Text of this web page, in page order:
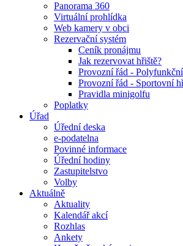
Panorama 360
Virtuální prohlídka
Web kamery v obci
Rezervační systém
Ceník pronájmu
Jak rezervovat hřiště?
Provozní řád -
Provozní řád - Sportovní
Pravidla minigolfu
Poplatky
Úřad
Úřední deska
e-podatelna
Povinné informace
Úřední hodiny
Zastupitelstvo
Volby
Aktuálně
Aktuality
Kalendář akcí
Rozhlas
Ankety